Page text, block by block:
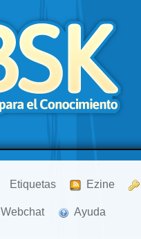
Etiquetas Ezine
Webchat Ayuda